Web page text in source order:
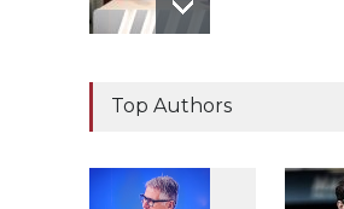
Top Authors